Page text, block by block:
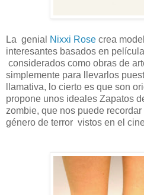
La genial Nixxi Rose crea
interesantes basados en
considerados como obras de
simplemente para llevarlos
llamativa, lo cierto es que son
propone unos ideales Zapatos
zombie, que nos puede
género de terror vistos en el